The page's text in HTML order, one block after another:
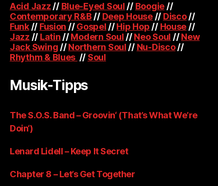
Acid Jazz // Blue-Eyed Soul // Boogie //
Contemporary R&B // Deep House// Disco//
Funk// Fusion //Gospel //Hip Hop // House //
Jazz // Latin //Modern Soul //Neo Soul //New
Jack Swing //Northern Soul // Nu-Disco//
Rhythm & Blues // Soul
Musik-Tipps
The S.O.S. Band – Groovin‘ (That’s What We’re
Doin‘)
Lenard Lidell – Keep It Secret
Chapter 8 – Let’s Get Together